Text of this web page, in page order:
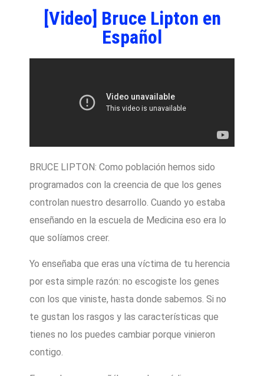
[Video] Bruce Lipton en
Español
BRUCE LIPTON: Como población hemos sido
programados con la creencia de que los genes
controlan nuestro desarrollo. Cuando yo estaba
enseñando en la escuela de Medicina eso era lo
que solíamos creer.
Yo enseñaba que eras una víctima de tu herencia
por esta simple razón: no escogiste los genes
con los que viniste, hasta donde sabemos. Si no
te gustan los rasgos y las características que
tienes no los puedes cambiar porque vinieron
contigo.